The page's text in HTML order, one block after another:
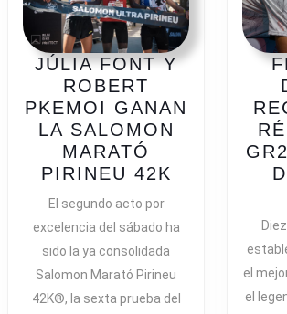
JÚLIA FONT Y
ROBERT
PKEMOI GANAN
LA SALOMON
MARATÓ
PIRINEU 42K
ROBERT
PKEMOI
GANAN
LA
El segundo acto por
excelencia del sábado ha
sido la ya consolidada
Salomon Marató Pirineu
42K®, la sexta prueba del
el
el